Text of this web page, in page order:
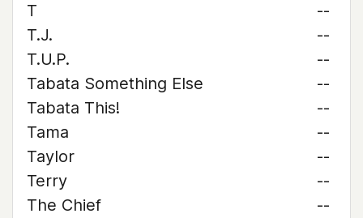
T
--
T.J.
--
T.U.P.
--
Tabata Something Else
--
Tabata This!
--
Tama
--
Taylor
--
Terry
--
The Chief
--